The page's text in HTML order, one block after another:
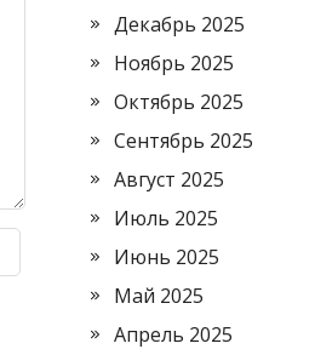
Декабрь 2025
Ноябрь 2025
Октябрь 2025
Сентябрь 2025
Август 2025
Июль 2025
Июнь 2025
Май 2025
Апрель 2025